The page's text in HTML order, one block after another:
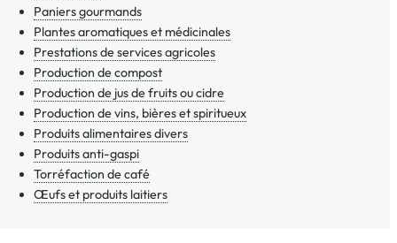
Paniers gourmands
Plantes aromatiques et médicinales
Prestations de services agricoles
Production de compost
Production de jus de fruits ou cidre
Production de vins, bières et spiritueux
Produits alimentaires divers
Produits anti-gaspi
Torréfaction de café
Œufs et produits laitiers